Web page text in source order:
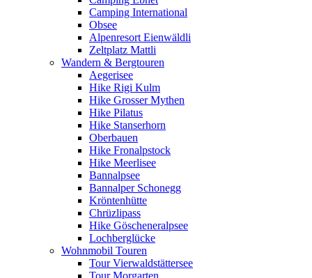
Camping International
Obsee
Alpenresort Eienwäldli
Zeltplatz Mattli
Wandern & Bergtouren
Aegerisee
Hike Rigi Kulm
Hike Grosser Mythen
Hike Pilatus
Hike Stanserhorn
Oberbauen
Hike Fronalpstock
Hike Meerlisee
Bannalpsee
Bannalper Schonegg
Kröntenhütte
Chrüzlipass
Hike Göscheneralpsee
Lochberglücke
Wohnmobil Touren
Tour Vierwaldstättersee
Tour Morgarten